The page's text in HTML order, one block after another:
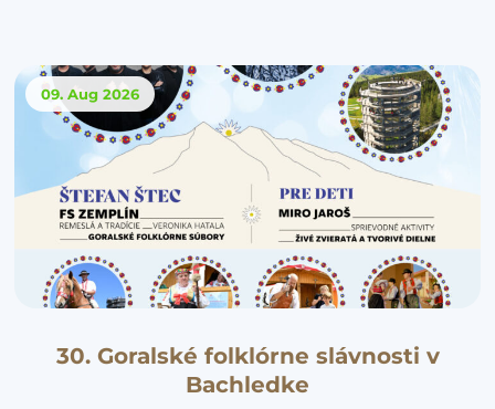
09. Aug 2026
30. Goralské folklórne slávnosti v
Bachledke